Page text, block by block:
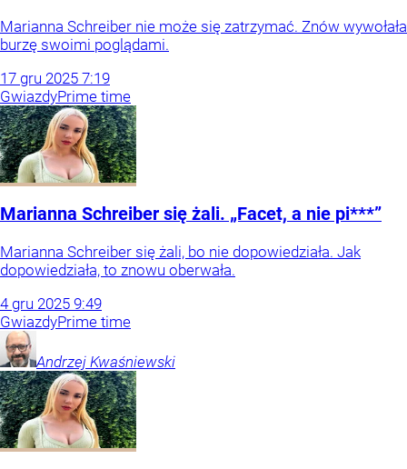
Marianna Schreiber nie może się zatrzymać. Znów wywołała
burzę swoimi poglądami.
17 gru 2025 7:19
GwiazdyPrime time
Marianna Schreiber się żali. „Facet, a nie pi***”
Marianna Schreiber się żali, bo nie dopowiedziała. Jak
dopowiedziała, to znowu oberwała.
4 gru 2025 9:49
GwiazdyPrime time
Andrzej Kwaśniewski